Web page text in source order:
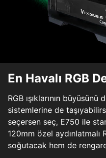
En Havalı RGB
RGB ışıklarının
sistemlerine de
seçersen seç, E750 ile
120mm özel aydınlatmalı
soğutacak hem de